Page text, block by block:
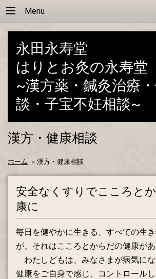
Menu
永田永寿堂
はりとお灸の永寿堂
~漢方薬・鍼灸治療
談・子宝不妊相談~
漢方・健康相談
ホーム » 漢方・健康相談
安全なくすりでこころと
康に
毎日を健やかに生きる、すべての生
が、それはこころとからだの健康があ
わたしどもは、みなさまが病気に
健康をご自身で感じ、コントロール